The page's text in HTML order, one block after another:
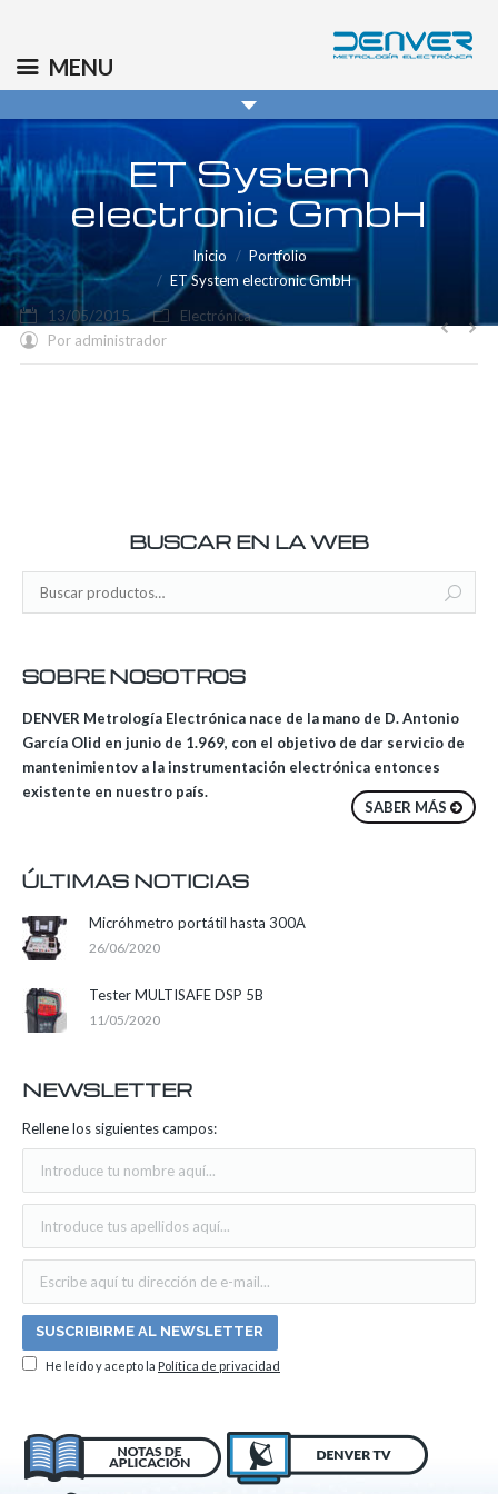
info@denver.es
ET System
electronic GmbH
You are here: Inicio
Portfolio
ET System electronic GmbH
13/05/2015
Electrónica
Por administrador
BUSCAR EN LA WEB
SOBRE NOSOTROS
DENVER Metrología Electrónica nace de la mano de D. Antonio
García Olid en junio de 1.969, con el objetivo de dar servicio de
mantenimientov a la instrumentación electrónica entonces
existente en nuestro país.
SABER MÁS
ÚLTIMAS NOTICIAS
Micróhmetro portátil hasta 300A
26/06/2020
Tester MULTISAFE DSP 5B
11/05/2020
NEWSLETTER
Rellene los siguientes campos:
He leído y acepto la Política de privacidad
MENU